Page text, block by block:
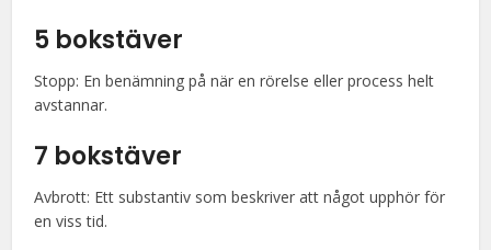
5 bokstäver
Stopp: En benämning på när en rörelse eller process helt
avstannar.
7 bokstäver
Avbrott: Ett substantiv som beskriver att något upphör för
en viss tid.